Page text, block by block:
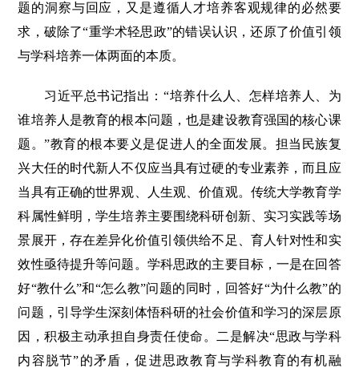
题的洞察与回应，又是遵循人才培养客观规律的必然要
求，破除了“重学术轻思政”的错误认识，还原了价值引领
与学科培养一体两面的本质。
习近平总书记指出：“培养什么人、怎样培养人、为
谁培养人是教育的根本问题，也是建设教育强国的核心课
题。”教育的根本要义是促进人的全面发展。担当民族复
兴大任的时代新人不仅应当具有过硬的专业素养，而且应
当具有正确的世界观、人生观、价值观。传统大学教育学
科属性鲜明，学生培养主要围绕科研创新、实习实践等场
景展开，存在差异化价值引领供给不足、育人针对性和实
效性亟待提升等问题。学科思政的主要目标，一是在回答
好“教什么”和“怎么教”问题的同时，回答好“为什么教”的
问题，引导学生深刻体悟科研的社会价值和学习的深层原
因，积极主动承担自身责任使命。二是解决“思政与学科
内容脱节”的矛盾，促进思政教育与学科教育的有机融